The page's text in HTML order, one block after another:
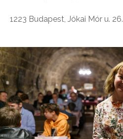
1223 Budapest, Jókai Mór u. 26.